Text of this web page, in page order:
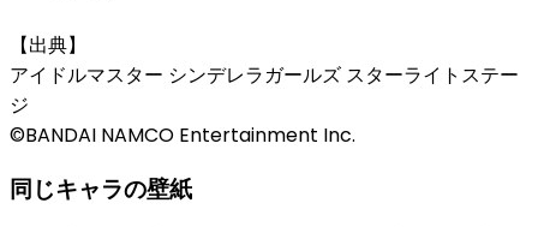
【出典】
アイドルマスター シンデレラガールズ スターライトステー
ジ
©BANDAI NAMCO Entertainment Inc.
同じキャラの壁紙